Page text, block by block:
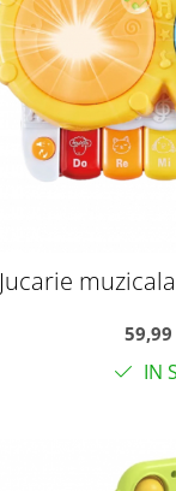
Jucarie
IN